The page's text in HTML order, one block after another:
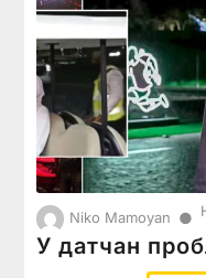
Niko Mamoyan ●
У датчан